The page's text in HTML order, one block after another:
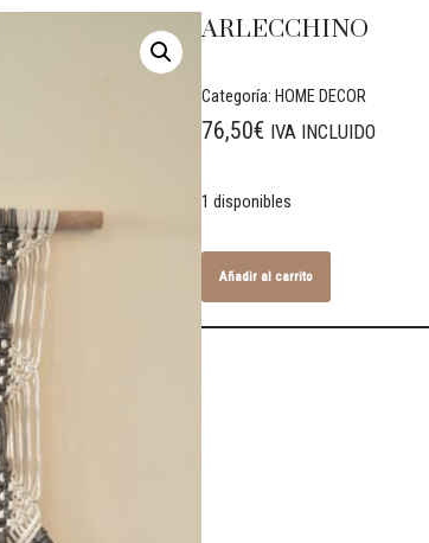
ARLECCHINO
Categoría: HOME DECOR
76,50€ IVA INCLUIDO
1 disponibles
Añadir al carrito